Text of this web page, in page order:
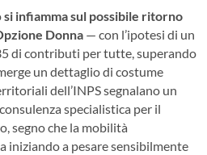
si infiamma sul possibile ritorno
Donna — con l’ipotesi di un
di contributi per tutte, superando
un dettaglio di costume
dell’INPS segnalano un
specialistica per il
segno che la mobilità
iniziando a pesare sensibilmente